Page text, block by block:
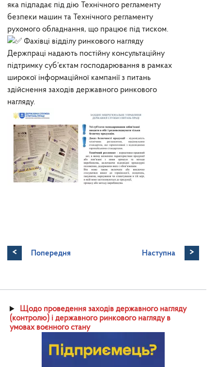
яка підпадає під дію Технічного регламенту
безпеки машин та Технічного регламенту
рухомого обладнання, що працює під тиском.
Фахівці відділу ринкового нагляду
Держпраці надають постійну консультаційну
підтримку суб’єктам господарювання в рамках
широкої інформаційної кампанії з питань
здійснення заходів державного ринкового
нагляду.
< Попередня Наступна >
Щодо проведення заходів державного нагляду
(контролю) і державного ринкового нагляду в
умовах воєнного стану